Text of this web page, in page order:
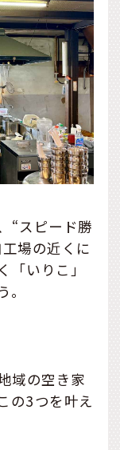
“スピード勝
場の近くに
いりこ」
域の空き家
の3つを叶え